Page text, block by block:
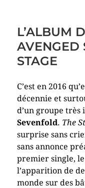
L’ALBUM
AVENGED
STAGE
C’est en 2016
décennie et
d’un groupe
Sevenfold. The
surprise sans
sans annonce
premier single,
l’apparition de
monde sur des